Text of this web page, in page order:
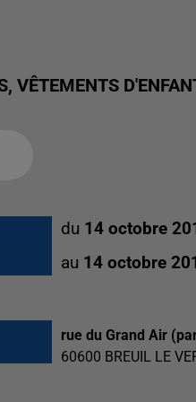
VÊTEMENTS
du 14 octobre
au 14 octobre
rue du Grand Air
60600 BREUIL LE